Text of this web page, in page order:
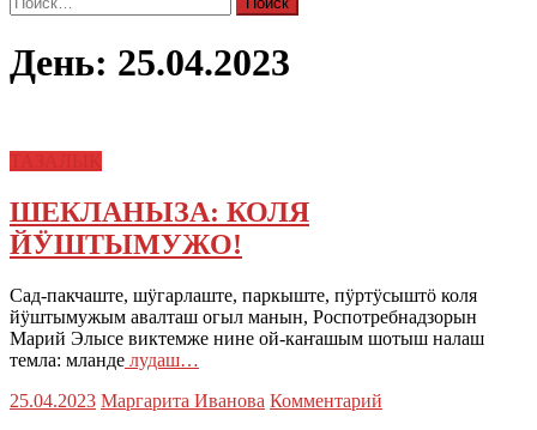
День: 25.04.2023
ШЕКЛАНЫЗА: КОЛЯ
ЙӰШТЫМУЖО!
Сад-пакчаште, шӱгарлаште, паркыште, пӱртӱсыштӧ коля
йӱштымужым авалташ огыл манын, Роспотребнадзорын
Марий Элысе виктемже нине ой-каҥашым шотыш налаш
темла: мланде лудаш…
25.04.2023 Маргарита Иванова Комментарий